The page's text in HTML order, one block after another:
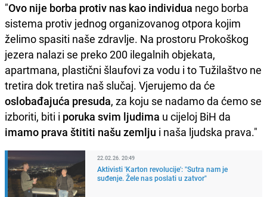
"Ovo nije borba protiv nas kao individua nego borba
sistema protiv jednog organizovanog otpora kojim
želimo spasiti naše zdravlje. Na prostoru Prokoškog
jezera nalazi se preko 200 ilegalnih objekata,
apartmana, plastični šlaufovi za vodu i to Tužilaštvo ne
tretira dok tretira naš slučaj. Vjerujemo da će
oslobađajuća presuda, za koju se nadamo da ćemo se
izboriti, biti i poruka svim ljudima u cijeloj BiH da
imamo prava štititi našu zemlju i naša ljudska prava."
22.02.26. 20:49
Aktivisti 'Karton revolucije': "Sutra nam je
suđenje. Žele nas poslati u zatvor"